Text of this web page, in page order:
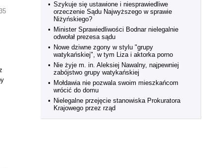
• Szykuje się ustawione i niesprawiedliwe
orzeczenie Sądu Najwyższego w sprawie
Niżyńskiego?
• Minister Sprawiedliwości Bodnar nielegalnie
odwołał prezesa sądu
• Nowe dziwne zgony w stylu "grupy
watykańskiej", w tym Liza i aktorka porno
• Nie żyje m. in. Aleksiej Nawalny, najpewniej
zabójstwo grupy watykańskiej
• Mołdawia nie pozwala swoim mieszkańcom
wrócić do domu
• Nielegalne przejęcie stanowiska Prokuratora
Krajowego przez rząd